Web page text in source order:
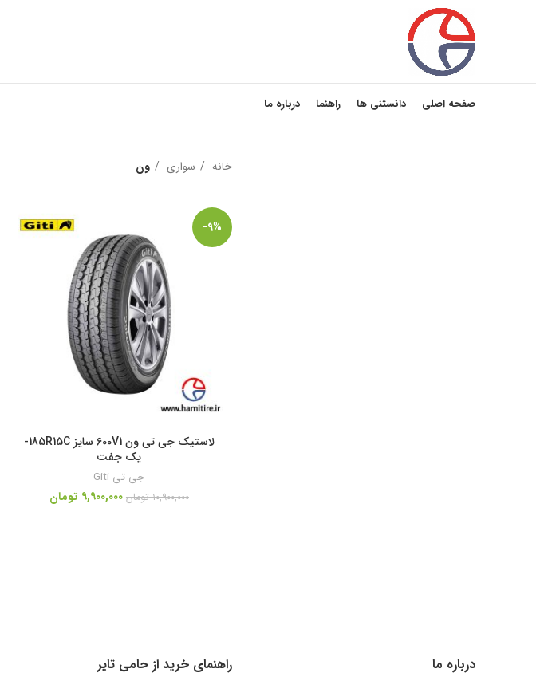
صفحه اصلی دانستنی ها راهنما درباره ما
خانه سواری ون
-9%
لاستیک جی تی ون 600V1 سایز 185R15C-
یک جفت
جی تی Giti
۱۰,۹۰۰,۰۰۰ تومان ۹,۹۰۰,۰۰۰ تومان
درباره ما راهنمای خرید از حامی تایر